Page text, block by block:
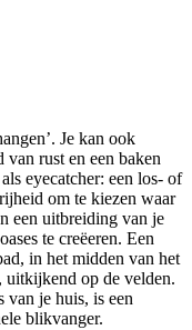
Je kan ook
rust en een baken
eyecatcher: een los- of
om te kiezen waar
een uitbreiding van je
te creëeren. Een
in het midden van het
uitkijkend op de velden.
van je huis, is een
blikvanger.